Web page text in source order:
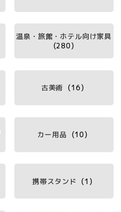
温泉・旅館・ホテル向け家具
(280)
古美術 (16)
カー用品 (10)
携帯スタンド (1)